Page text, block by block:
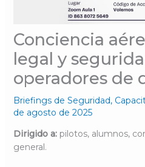
Conciencia
legal y
operadores de
Briefings de Seguridad,
de agosto de 2025
Dirigido a:pilotos, alumnos,
general.